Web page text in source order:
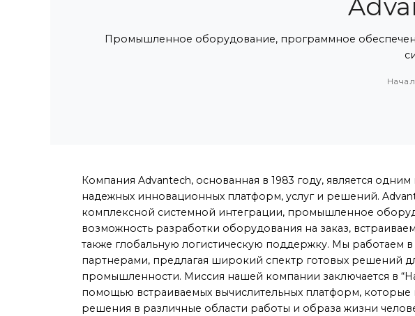
Промышленное оборудование, программное
Компания Advantech, основанная в 1983 году, является
надежных инновационных платформ, услуг и решений.
комплексной системной интеграции, промышленное
возможность разработки оборудования на заказ,
также глобальную логистическую поддержку. Мы работаем
партнерами, предлагая широкий спектр готовых решений
промышленности. Миссия нашей компании заключается в
помощью встраиваемых вычислительных платформ, которые
решения в различные области работы и образа жизни